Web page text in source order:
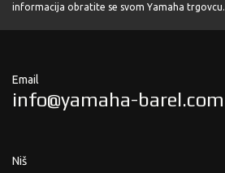
informacija obratite se svom Yamaha trgovcu.
Email
info@yamaha-barel.com
Niš